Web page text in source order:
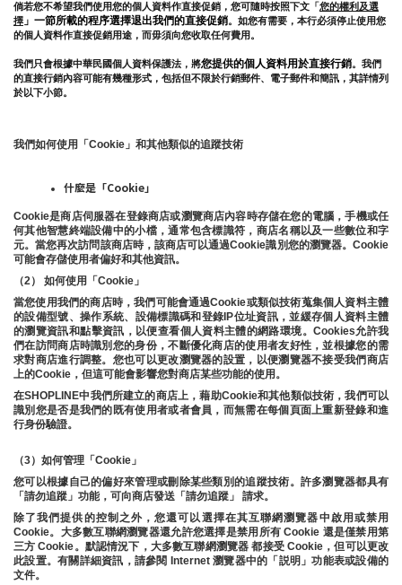
倘若您不希望我們使用您的個人資料作直接促銷，您可隨時按照下文「您的權利及選
擇 」一節所載的程序選擇退出我們的直接促銷。如您有需要，本行必須停止使用您
的個人資料作直接促銷用途，而毋須向您收取任何費用。
我們只會根據中華民國個人資料保護法，將您提供的個人資料用於直接行銷。我們
的直接行銷內容可能有幾種形式，包括但不限於行銷郵件、電子郵件和簡訊，其詳情列
於以下小節。
我們如何使用「Cookie」和其他類似的追蹤技術
什麼是「Cookie」
Cookie是商店伺服器在登錄商店或瀏覽商店內容時存儲在您的電腦，手機或任
何其他智慧終端設備中的小檔，通常包含標識符，商店名稱以及一些數位和字
元。當您再次訪問該商店時，該商店可以通過Cookie識別您的瀏覽器。Cookie
可能會存儲使用者偏好和其他資訊。
（2） 如何使用「Cookie」
當您使用我們的商店時，我們可能會通過Cookie或類似技術蒐集個人資料主體
的設備型號、操作系統、設備標識碼和登錄IP位址資訊，並緩存個人資料主體
的瀏覽資訊和點擊資訊，以便查看個人資料主體的網路環境。Cookies允許我
們在訪問商店時識別您的身份，不斷優化商店的使用者友好性，並根據您的需
求對商店進行調整。您也可以更改瀏覽器的設置，以便瀏覽器不接受我們商店
上的Cookie，但這可能會影響您對商店某些功能的使用。
在SHOPLINE中我們所建立的商店上，藉助Cookie和其他類似技術，我們可以
識別您是否是我們的既有使用者或者會員，而無需在每個頁面上重新登錄和進
行身份驗證。
（3）如何管理「Cookie」
您可以根據自己的偏好來管理或刪除某些類別的追蹤技術。許多瀏覽器都具有
「請勿追蹤」功能，可向商店發送「請勿追蹤」 請求。
除了我們提供的控制之外，您還可以選擇在其互聯網瀏覽器中啟用或禁用
Cookie。大多數互聯網瀏覽器還允許您選擇是禁用所有 Cookie 還是僅禁用第
三方 Cookie。默認情況下，大多數互聯網瀏覽器 都接受 Cookie，但可以更改
此設置。有關詳細資訊，請參閱 Internet 瀏覽器中的「説明」功能表或設備的
文件。